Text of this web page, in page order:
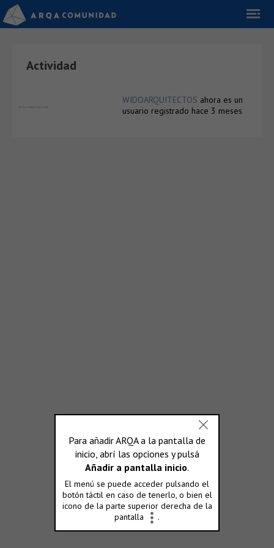
Actividad
WIDOARQUITECTOS ahora es un
usuario registrado hace 3 meses